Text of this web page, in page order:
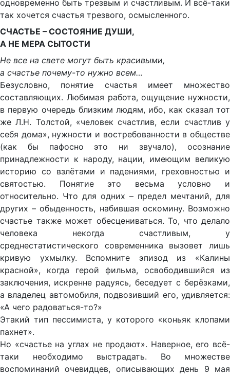
одновременно быть трезвым и счастливым. И всё-таки
так хочется счастья трезвого, осмысленного.
СЧАСТЬЕ – СОСТОЯНИЕ ДУШИ,
А НЕ МЕРА СЫТОСТИ
Не все на свете могут быть красивыми,
а счастье почему-то нужно всем…
Безусловно, понятие счастья имеет множество
составляющих. Любимая работа, ощущение нужности,
в первую очередь близким людям, ибо, как сказал тот
же Л.Н. Толстой, «человек счастлив, если счастлив у
себя дома», нужности и востребованности в обществе
(как бы пафосно это ни звучало), осознание
принадлежности к народу, нации, имеющим великую
историю со взлётами и падениями, греховностью и
святостью. Понятие это весьма условно и
относительно. Что для одних – предел мечтаний, для
других – обыденность, набившая оскомину. Возможно
счастье также может обесцениваться. То, что делало
человека некогда счастливым, у
среднестатистического современника вызовет лишь
кривую ухмылку. Вспомните эпизод из «Калины
красной», когда герой фильма, освободившийся из
заключения, искренне радуясь, беседует с берёзками,
а владелец автомобиля, подвозивший его, удивляется:
«А чего радоваться-то?»
Этакий тип пессимиста, у которого «коньяк клопами
пахнет».
Но «счастье на углах не продают». Наверное, его всё-
таки необходимо выстрадать. Во множестве
воспоминаний очевидцев, описывающих день 9 мая